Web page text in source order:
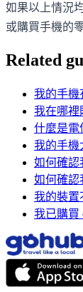
如果以上情況
或購買手機的
Related
我的手機
我在哪裡
什麼是電
我的手機
如何確認
如何確認
我的裝置
我已購買